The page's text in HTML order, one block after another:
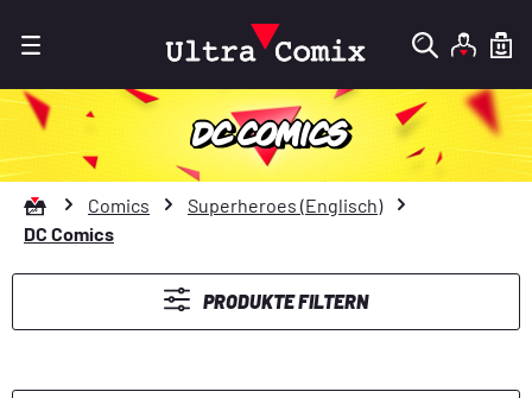
DC COMICS
Zur Startseite gehen
Comics
Superheroes (Englisch)
DC Comics
PRODUKTE FILTERN